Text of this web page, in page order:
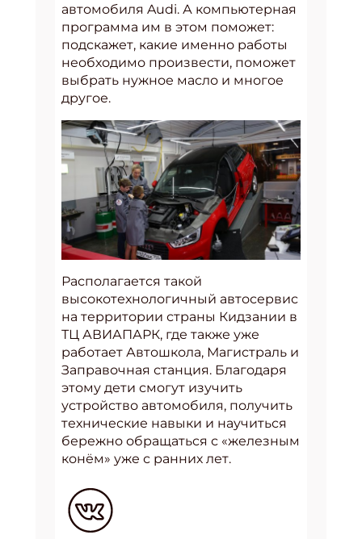
автомобиля Audi. А компьютерная
программа им в этом поможет:
подскажет, какие именно работы
необходимо произвести, поможет
выбрать нужное масло и многое
другое.
Располагается такой
высокотехнологичный автосервис
на территории страны Кидзании в
ТЦ АВИАПАРК, где также уже
работает Автошкола, Магистраль и
Заправочная станция. Благодаря
этому дети смогут изучить
устройство автомобиля, получить
технические навыки и научиться
бережно обращаться с «железным
конём» уже с ранних лет.